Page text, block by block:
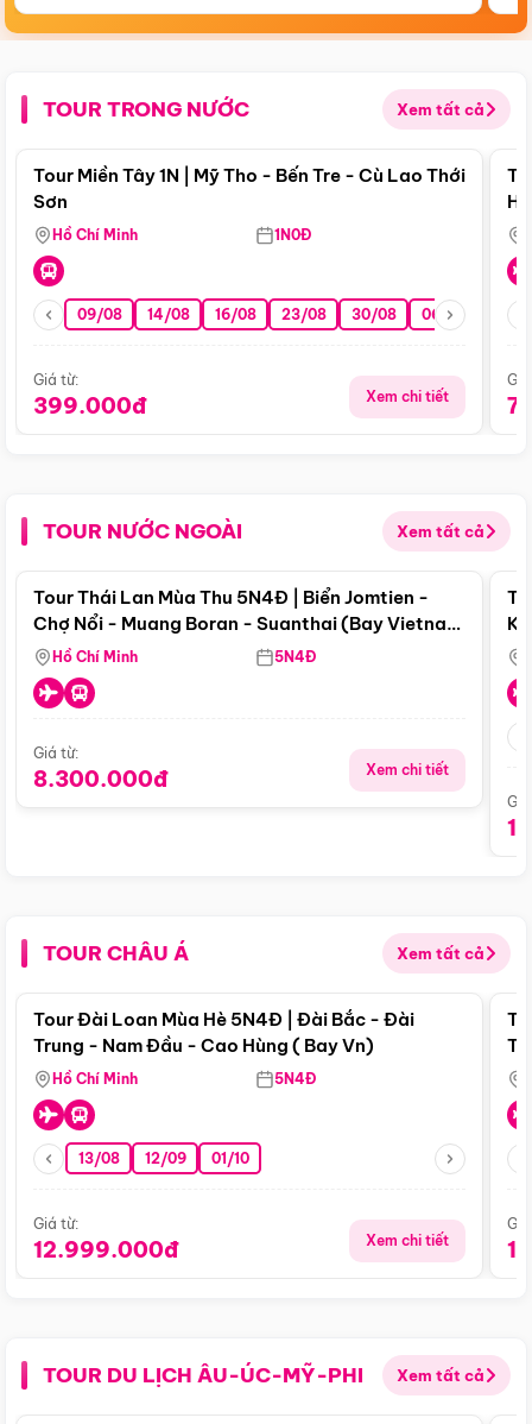
TOUR TRONG NƯỚC Xem tất cả
Điểm nổi bật
Tour Miền Tây 1N | Mỹ Tho - Bến Tre - Cù Lao Thới
Sơn
Hồ Chí Minh 1N0Đ
09/08 14/08 16/08 23/08 30/08 06/09 13/09
Giá từ:
399.000đ Xem chi tiết
TOUR NƯỚC NGOÀI Xem tất cả
Điểm nổi bật
Tour Thái Lan Mùa Thu 5N4Đ | Biển Jomtien -
Chợ Nổi - Muang Boran - Suanthai (Bay Vietnam
Airlines)
Hồ Chí Minh 5N4Đ
Giá từ:
8.300.000đ Xem chi tiết
TOUR CHÂU Á Xem tất cả
Điểm nổi bật
Tour Đài Loan Mùa Hè 5N4Đ | Đài Bắc - Đài
Trung - Nam Đầu - Cao Hùng ( Bay Vn)
Hồ Chí Minh 5N4Đ
13/08 12/09 01/10
Giá từ:
12.999.000đ Xem chi tiết
TOUR DU LỊCH ÂU-ÚC-MỸ-PHI Xem tất cả
Điểm nổi bật